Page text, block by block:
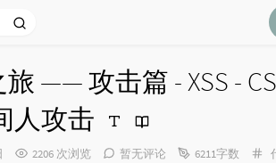
—— 攻击篇 - XSS -
人攻击
2206 次浏览 暂无评论 6211字数